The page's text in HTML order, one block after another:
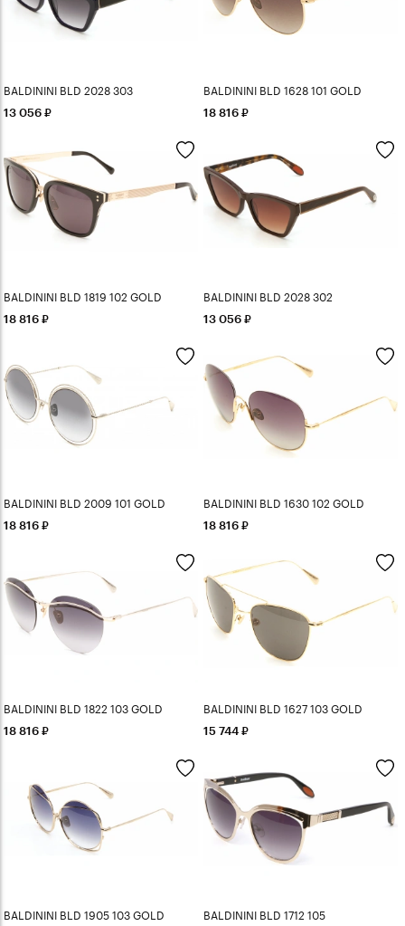
BALDININI BLD 2028 303
13 056
BALDININI BLD 1628 101 GOLD
18 816
BALDININI BLD 1819 102 GOLD
18 816
BALDININI BLD 2028 302
13 056
BALDININI BLD 2009 101 GOLD
18 816
BALDININI BLD 1630 102 GOLD
18 816
BALDININI BLD 1822 103 GOLD
18 816
BALDININI BLD 1627 103 GOLD
15 744
BALDININI BLD 1905 103 GOLD BALDININI BLD 1712 105